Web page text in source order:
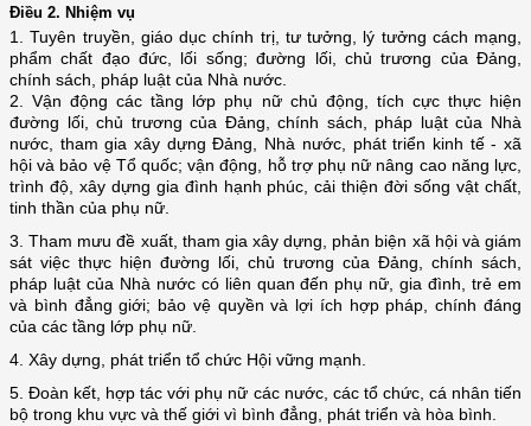
Điều 2. Nhiệm vụ
1. Tuyên truyền, giáo dục chính trị, tư tưởng, lý tưởng cách mạng,
phẩm chất đạo đức, lối sống; đường lối, chủ trương của Đảng,
chính sách, pháp luật của Nhà nước.
2. Vận động các tầng lớp phụ nữ chủ động, tích cực thực hiện
đường lối, chủ trương của Đảng, chính sách, pháp luật của Nhà
nước, tham gia xây dựng Đảng, Nhà nước, phát triển kinh tế - xã
hội và bảo vệ Tổ quốc; vận động, hỗ trợ phụ nữ nâng cao năng lực,
trình độ, xây dựng gia đình hạnh phúc, cải thiện đời sống vật chất,
tinh thần của phụ nữ.
3. Tham mưu đề xuất, tham gia xây dựng, phản biện xã hội và giám
sát việc thực hiện đường lối, chủ trương của Đảng, chính sách,
pháp luật của Nhà nước có liên quan đến phụ nữ, gia đình, trẻ em
và bình đẳng giới; bảo vệ quyền và lợi ích hợp pháp, chính đáng
của các tầng lớp phụ nữ.
4. Xây dựng, phát triển tổ chức Hội vững mạnh.
5. Đoàn kết, hợp tác với phụ nữ các nước, các tổ chức, cá nhân tiến
bộ trong khu vực và thế giới vì bình đẳng, phát triển và hòa bình.